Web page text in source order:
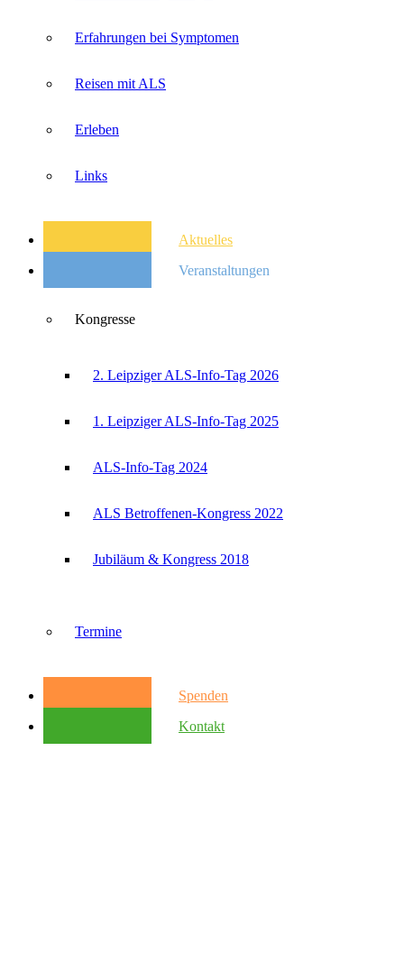
Erfahrungen bei Symptomen
Reisen mit ALS
Erleben
Links
Aktuelles
Veranstaltungen
Kongresse
2. Leipziger ALS-Info-Tag 2026
1. Leipziger ALS-Info-Tag 2025
ALS-Info-Tag 2024
ALS Betroffenen-Kongress 2022
Jubiläum & Kongress 2018
Termine
Spenden
Kontakt